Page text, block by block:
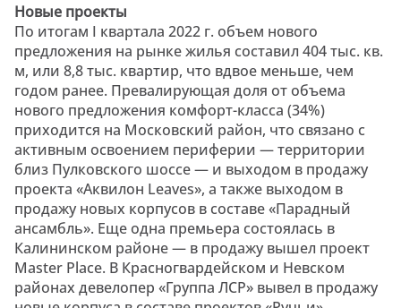
Новые проекты
По итогам I квартала 2022 г. объем нового
предложения на рынке жилья составил 404 тыс. кв.
м, или 8,8 тыс. квартир, что вдвое меньше, чем
годом ранее. Превалирующая доля от объема
нового предложения комфорт-класса (34%)
приходится на Московский район, что связано с
активным освоением периферии — территории
близ Пулковского шоссе — и выходом в продажу
проекта «Аквилон Leaves», а также выходом в
продажу новых корпусов в составе «Парадный
ансамбль». Еще одна премьера состоялась в
Калининском районе — в продажу вышел проект
Master Place. В Красногвардейском и Невском
районах девелопер «Группа ЛСР» вывел в продажу